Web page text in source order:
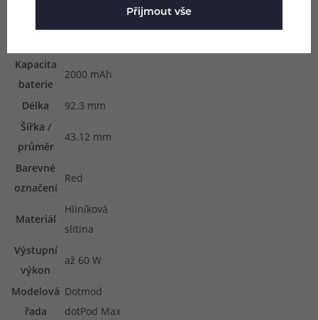
Kapacita
baterie
2000 mAh
Délka
92.3 mm
Šířka /
průměr
43.12 mm
Barevné
označení
Red
Materiál
Hliníková
slitina
Výstupní
výkon
až 60 W
Modelová
řada
Dotmod
dotPod Max
Přijmout vše